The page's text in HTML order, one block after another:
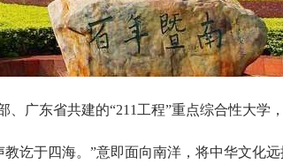
广东省共建的“211工程”重点综合性大学
讫于四海。”意即面向南洋，将中华文化远